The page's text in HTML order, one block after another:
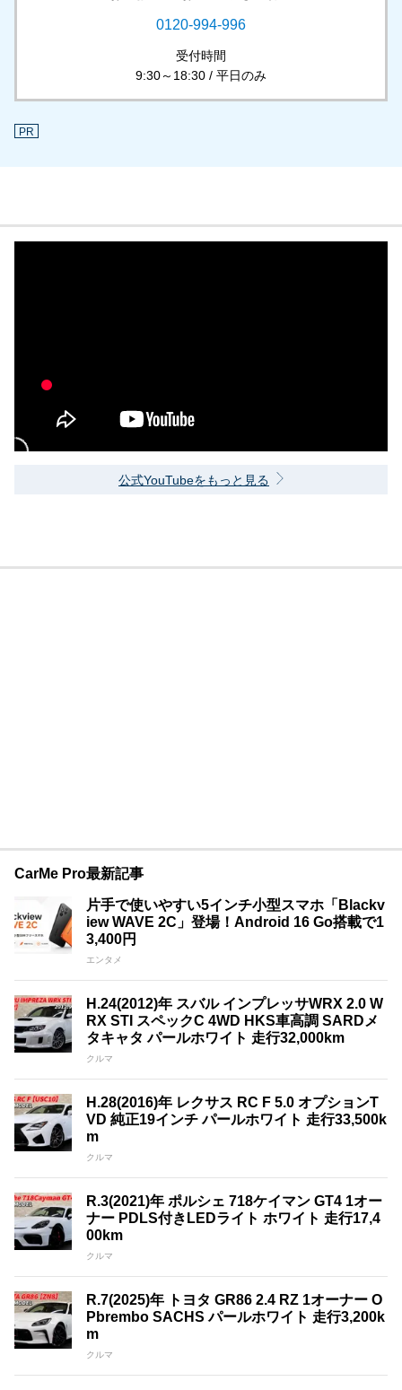
0120-994-996
受付時間
9:30～18:30 / 平日のみ
PR
公式YouTubeをもっと見る
CarMe Pro最新記事
片手で使いやすい5インチ小型スマホ「Blackv
iew WAVE 2C」登場！Android 16 Go搭載で1
3,400円
エンタメ
H.24(2012)年 スバル インプレッサWRX 2.0 W
RX STI スペックC 4WD HKS車高調 SARDメ
タキャタ パールホワイト 走行32,000km
クルマ
H.28(2016)年 レクサス RC F 5.0 オプションT
VD 純正19インチ パールホワイト 走行33,500k
m
クルマ
R.3(2021)年 ポルシェ 718ケイマン GT4 1オー
ナー PDLS付きLEDライト ホワイト 走行17,4
00km
クルマ
R.7(2025)年 トヨタ GR86 2.4 RZ 1オーナー O
Pbrembo SACHS パールホワイト 走行3,200k
m
クルマ